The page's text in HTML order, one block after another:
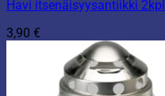
Havi itsenäisyysantiikki 2kpl
3,90 €